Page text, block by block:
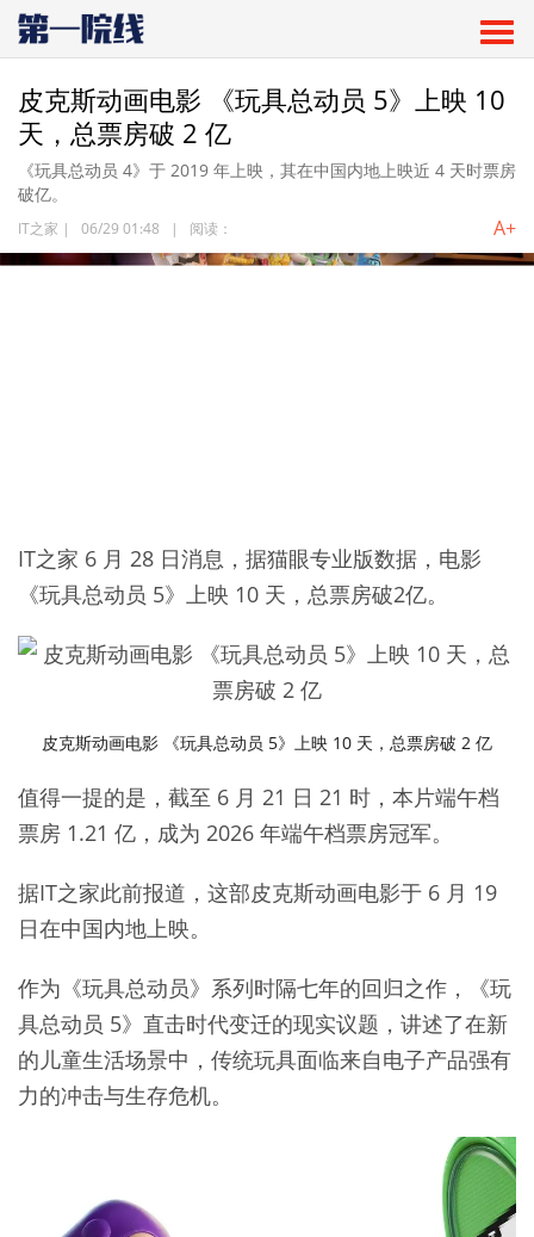
皮克斯动画电影 《玩具总动员 5》上映 10
天，总票房破 2 亿
《玩具总动员 4》于 2019 年上映，其在中国内地上映近 4 天时票房
破亿。
IT之家 | 06/29 01:48 | 阅读： A+
IT之家 6 月 28 日消息，据猫眼专业版数据，电影
《玩具总动员 5》上映 10 天，总票房破2亿。
皮克斯动画电影 《玩具总动员 5》上映 10 天，总票房破 2 亿
值得一提的是，截至 6 月 21 日 21 时，本片端午档
票房 1.21 亿，成为 2026 年端午档票房冠军。
据IT之家此前报道，这部皮克斯动画电影于 6 月 19
日在中国内地上映。
作为《玩具总动员》系列时隔七年的回归之作，《玩
具总动员 5》直击时代变迁的现实议题，讲述了在新
的儿童生活场景中，传统玩具面临来自电子产品强有
力的冲击与生存危机。